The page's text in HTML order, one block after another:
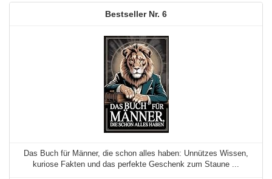
6
Das Buch für Männer, die schon alles haben: Unnützes Wissen,
kuriose Fakten und das perfekte Geschenk zum Staune ...